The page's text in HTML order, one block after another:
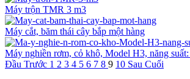
Máy trộn TMR 3 m3
Máy cắt, băm thái cây bắp một hàng
Máy nghiền rơm, cỏ khô, Model H3, năng
Đầu Trước 1 2 3 4 5 6 7 8 9 10 Sau Cuối